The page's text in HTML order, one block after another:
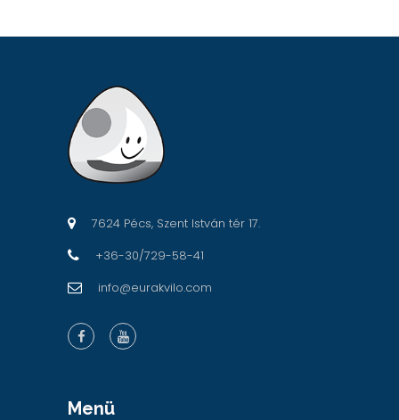
7624 Pécs, Szent István tér 17.
+36-30/729-58-41
info@eurakvilo.com
Menü